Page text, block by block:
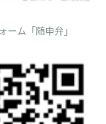
ーム「随申弁」